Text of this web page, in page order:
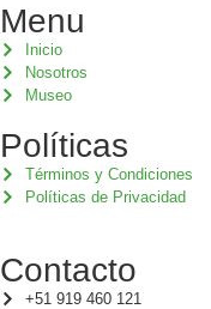
Menu
Inicio
Nosotros
Museo
Políticas
Términos y Condiciones
Políticas de Privacidad
Contacto
+51 919 460 121